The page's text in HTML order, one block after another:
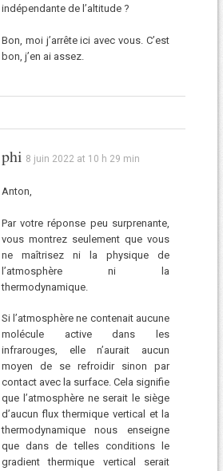
indépendante de l’altitude ?
Bon, moi j’arrête ici avec vous. C’est
bon, j’en ai assez.
phi 8 juin 2022 at 10 h 29 min
Anton,
Par votre réponse peu surprenante,
vous montrez seulement que vous
ne maîtrisez ni la physique de
l’atmosphère ni la
thermodynamique.
Si l’atmosphère ne contenait aucune
molécule active dans les
infrarouges, elle n’aurait aucun
moyen de se refroidir sinon par
contact avec la surface. Cela signifie
que l’atmosphère ne serait le siège
d’aucun flux thermique vertical et la
thermodynamique nous enseigne
que dans de telles conditions le
gradient thermique vertical serait